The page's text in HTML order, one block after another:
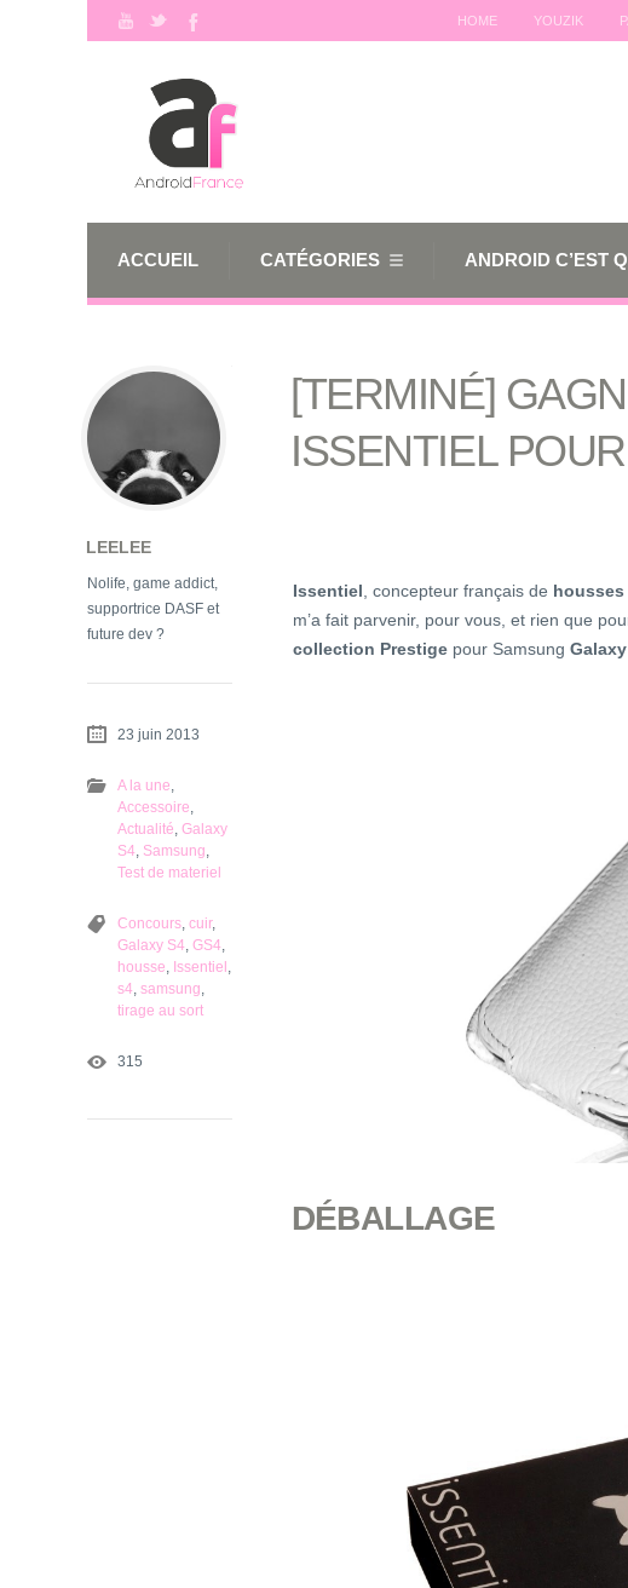
HOME YOUZIK
ACCUEIL CATÉGORIES ANDROID C’EST
[TERMINÉ]
ISSENTIEL
Issentiel , concepteur français de
m’a fait parvenir, pour vous, et rien que
collection Prestige pour Samsung
DÉBALLAGE
LEELEE
Nolife, game addict,
supportrice DASF et
future dev ?
23 juin 2013
A la une
Accessoire
Actualité Galaxy
S4 Samsung
Test de materiel
Concours cuir,
Galaxy S4 GS4
housse Issentiel
s4 samsung
tirage au sort
315